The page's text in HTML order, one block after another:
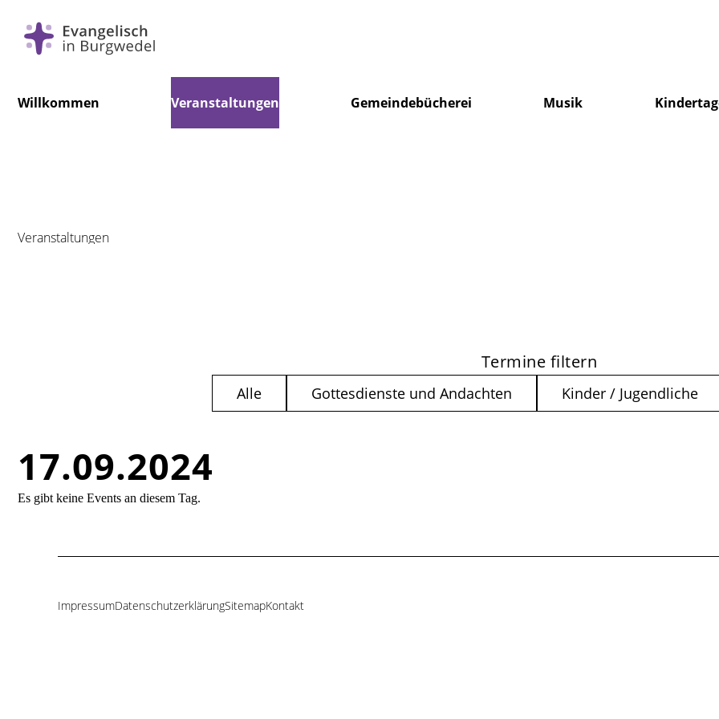
überspringen
Willkommen Veranstaltungen Gemeindebücherei Musik
Veranstaltungen
17.09.2024
Termine filtern
Alle Gottesdienste und Andachten Kinder / Jugendliche
Es gibt keine Events an diesem Tag.
Navigation
ImpressumDatenschutzerklärungSitemapKontakt